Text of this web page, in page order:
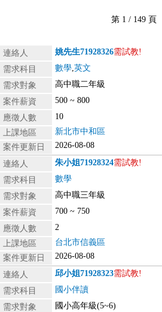
第 1 / 149 頁
連絡人 姚先生71928326需試教!
需求科目
數學 英文
需求對象
高中職二年級
案件薪資
500 ~ 800
應徵人數
10
上課地區
新北市中和區
案件更新日
2026-08-08
連絡人 朱小姐71928324需試教!
需求科目
數學
需求對象
高中職三年級
案件薪資
700 ~ 750
應徵人數
2
上課地區
台北市信義區
案件更新日
2026-08-08
連絡人 邱小姐71928323需試教!
需求科目
國小伴讀
需求對象
國小高年級(5~6)